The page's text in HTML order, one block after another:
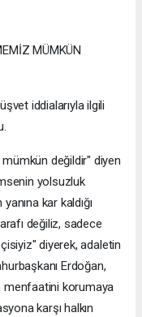
MÜMKÜN
iddialarıyla ilgili
değildir" diyen
yolsuzluk
kar kaldığı
değiliz, sadece
diyerek, adaletin
Erdoğan,
menfaatini korumaya
karşı halkın